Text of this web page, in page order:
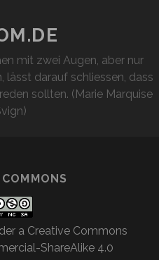
mit zwei Augen, aber nur
lässt darauf schliessen, dass
sollten. (Marie Marquise
a Creative Commons
ShareAlike 4.0